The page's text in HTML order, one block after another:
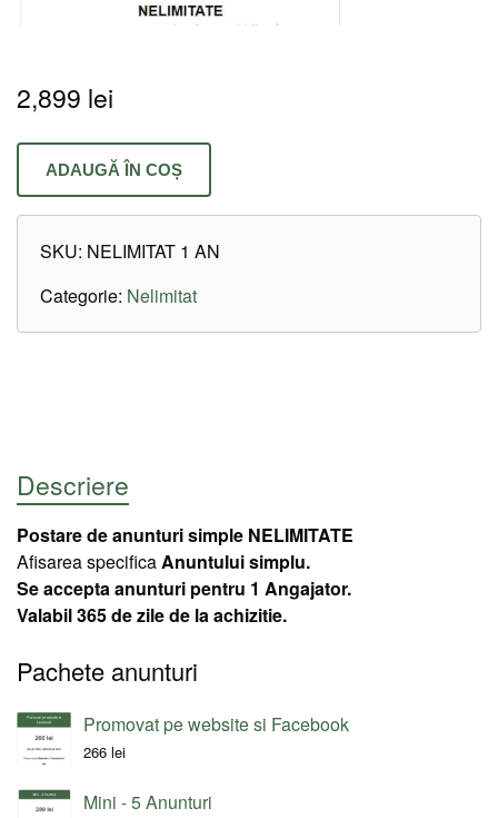
2,899 lei
ADAUGĂ ÎN COȘ
SKU: NELIMITAT 1 AN
Categorie: Nelimitat
Descriere
Postare de anunturi simple NELIMITATE
Afisarea specificaAnuntului simplu.
Se accepta anunturi pentru 1 Angajator.
Valabil 365 de zile de la achizitie.
Pachete anunturi
Promovat pe website si Facebook
266 lei
Mini - 5 Anunturi